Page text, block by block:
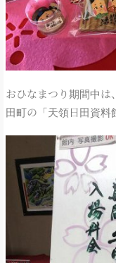
おひなまつり期間中
田町の「天領日田資料